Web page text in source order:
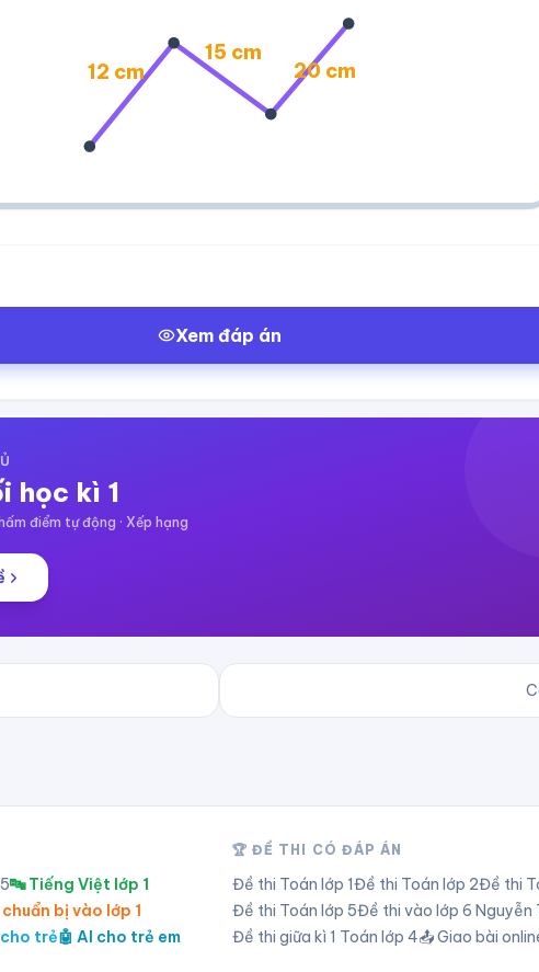
12 cm
15 cm
20 cm
Xem đáp án
học kì 1
điểm tự động · Xếp hạng
5🔤 Tiếng Việt lớp 1
bị vào lớp 1
trẻ🤖 AI cho trẻ em
🏆 ĐỀ THI CÓ ĐÁP ÁN
Đề thi Toán lớp 1Đề thi Toán lớp 2Đề thi
Đề thi Toán lớp 5Đề thi vào lớp 6 Nguyễn
Đề thi giữa kì 1 Toán lớp 4📤 Giao bài